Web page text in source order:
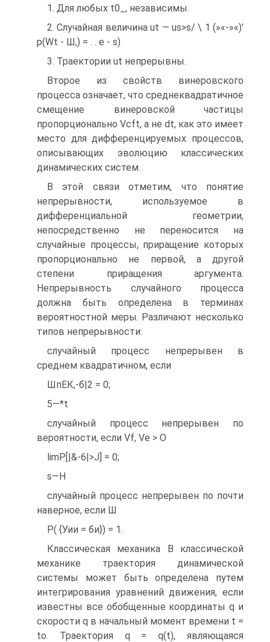
1. Для любых t0 _, независимы.
2. Случайная величина ut — us>s/ \ 1 (»«-»«)'
p(Wt - Ш,) = . . е - s)
3. Траектории ut непрерывны.
Второе из свойств винеровского
процесса означает, что среднеквадратичное
смещение винеровской частицы
пропорционально Vcft, а не dt, как это имеет
место для дифференцируемых процессов,
описывающих эволюцию классических
динамических систем.
В этой связи отметим, что понятие
непрерывности, используемое в
дифференциальной геометрии,
непосредственно не переносится на
случайные процессы, приращение которых
пропорционально не первой, а другой
степени приращения аргумента.
Непрерывность случайного процесса
должна быть определена в терминах
вероятностной меры. Различают несколько
типов непрерывности:
случайный процесс непрерывен в
среднем квадратичном, если
ШпЕК,-б|2 = 0;
5—*t
случайный процесс непрерывен по
вероятности, если Vf, Ve > О
limP[|&-6|>Ј] = 0;
s—Н
случайный процесс непрерывен по почти
наверное, если Ш
Р( {Уии = би}) = 1.
Классическая механика В классической
механике траектория динамической
системы может быть определена путем
интегрирования уравнений движения, если
известны все обобщенные координаты q и
скорости q в начальный момент времени t =
to. Траектория q = q(t), являющаяся